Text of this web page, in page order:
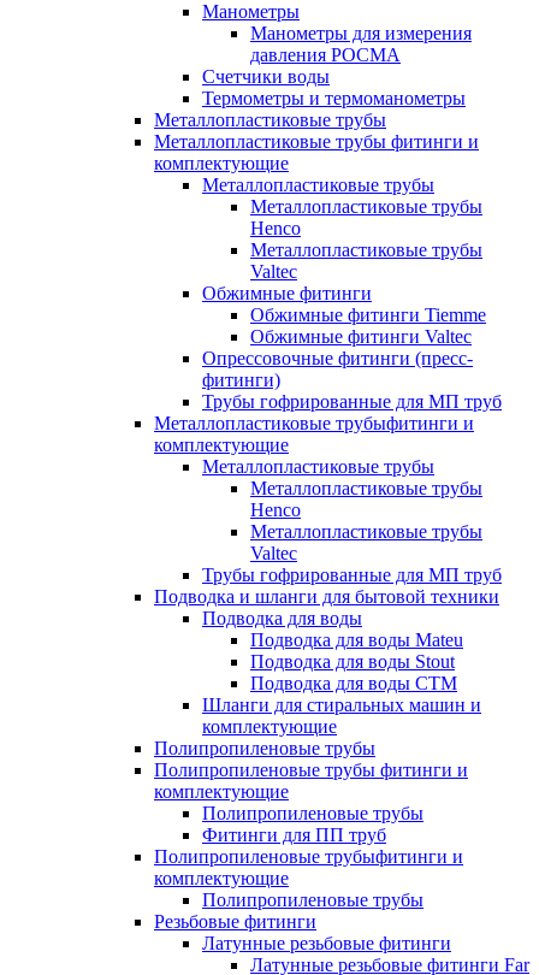
Манометры
Манометры для измерения
давления РОСМА
Счетчики воды
Термометры и термоманометры
Металлопластиковые трубы
Металлопластиковые трубы фитинги и
комплектующие
Металлопластиковые трубы
Металлопластиковые трубы
Henco
Металлопластиковые трубы
Valtec
Обжимные фитинги
Обжимные фитинги Tiemme
Обжимные фитинги Valtec
Опрессовочные фитинги (пресс-
фитинги)
Трубы гофрированные для МП труб
Металлопластиковые трубыфитинги и
комплектующие
Металлопластиковые трубы
Металлопластиковые трубы
Henco
Металлопластиковые трубы
Valtec
Трубы гофрированные для МП труб
Подводка и шланги для бытовой техники
Подводка для воды
Подводка для воды Mateu
Подводка для воды Stout
Подводка для воды СТМ
Шланги для стиральных машин и
комплектующие
Полипропиленовые трубы
Полипропиленовые трубы фитинги и
комплектующие
Полипропиленовые трубы
Фитинги для ПП труб
Полипропиленовые трубыфитинги и
комплектующие
Полипропиленовые трубы
Резьбовые фитинги
Латунные резьбовые фитинги
Латунные резьбовые фитинги Far